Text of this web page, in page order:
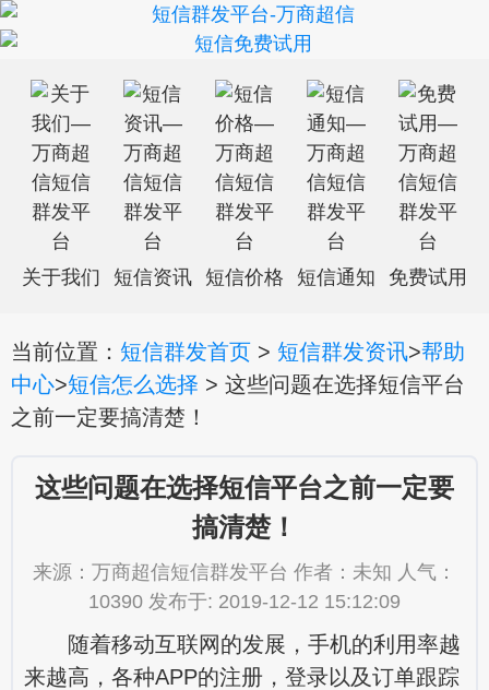
关于我们 短信资讯 短信价格 短信通知 免费试用
当前位置： 短信群发首页 > 短信群发资讯>帮助
中心>短信怎么选择 > 这些问题在选择短信平台
之前一定要搞清楚！
这些问题在选择短信平台之前一定要
搞清楚！
来源：万商超信短信群发平台 作者：未知 人气：
10390 发布于: 2019-12-12 15:12:09
随着移动互联网的发展，手机的利用率越
来越高，各种APP的注册，登录以及订单跟踪